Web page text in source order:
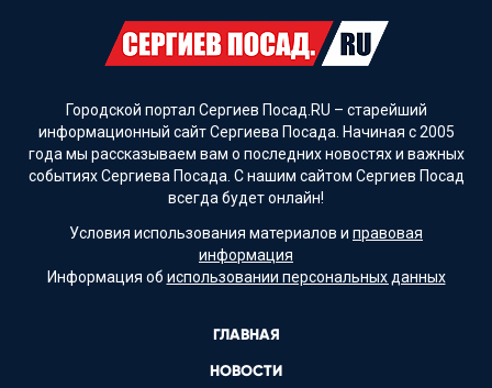
Городской портал Сергиев Посад.RU – старейший
информационный сайт Сергиева Посада. Начиная с 2005
года мы рассказываем вам о последних новостях и важных
событиях Сергиева Посада. С нашим сайтом Сергиев Посад
всегда будет онлайн!
Условия использования материалов и правовая
информация
Информация об использовании персональных данных
ГЛАВНАЯ
НОВОСТИ